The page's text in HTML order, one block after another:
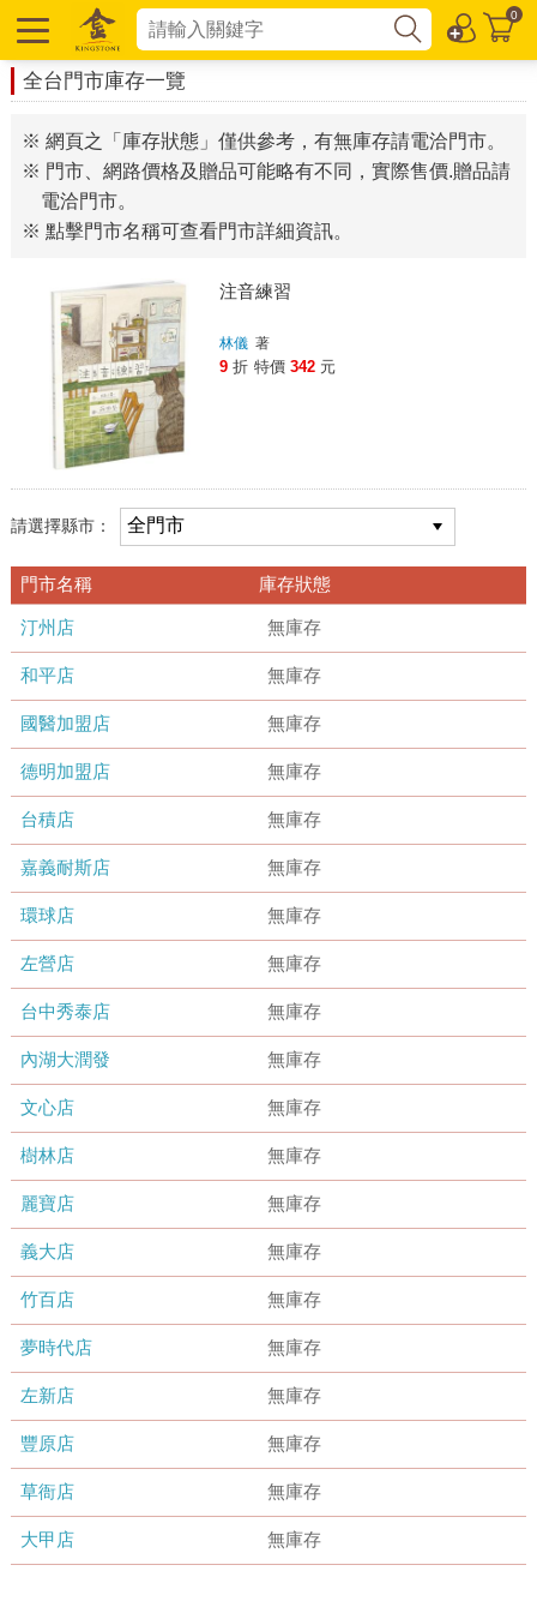
0
全台門市庫存一覽
※ 網頁之「庫存狀態」僅供參考，有無庫存請電洽門市。
※ 門市、網路價格及贈品可能略有不同，實際售價.贈品請
電洽門市。
※ 點擊門市名稱可查看門市詳細資訊。
注音練習
林儀 著
9 折 特價 342 元
請選擇縣市：
門市名稱 庫存狀態
汀州店 無庫存
和平店 無庫存
國醫加盟店 無庫存
德明加盟店 無庫存
台積店 無庫存
嘉義耐斯店 無庫存
環球店 無庫存
左營店 無庫存
台中秀泰店 無庫存
內湖大潤發 無庫存
文心店 無庫存
樹林店 無庫存
麗寶店 無庫存
義大店 無庫存
竹百店 無庫存
夢時代店 無庫存
左新店 無庫存
豐原店 無庫存
草衙店 無庫存
大甲店 無庫存